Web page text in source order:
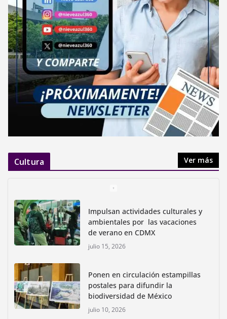
Cultura Ver más
Impulsan actividades culturales y
ambientales por las vacaciones
de verano en CDMX
julio 15, 2026
Ponen en circulación estampillas
postales para difundir la
biodiversidad de México
julio 10, 2026